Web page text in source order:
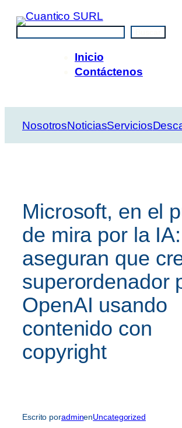
Saltar
contenido
Inicio
Contáctenos
NosotrosNoticiasServicios
Microsoft, en el
de mira por la IA:
aseguran que
superordenador
OpenAI usando
contenido con
copyright
Escrito poradminenUncategorized